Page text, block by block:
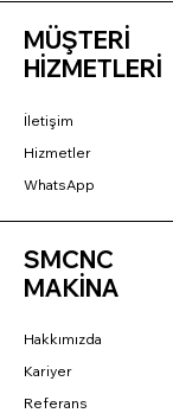
MÜŞTERİ
HİZMETLERİ
İletişim
Hizmetler
WhatsApp
SMCNC
MAKİNA
Hakkımızda
Kariyer
Referans